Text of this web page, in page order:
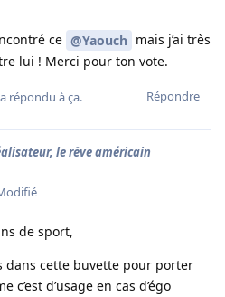
ce @Yaouch mais j’ai très
lui ! Merci pour ton vote.
Répondre
a répondu à ça.
le rêve américain
de sport,
dans cette buvette pour porter
c’est d’usage en cas d’égo